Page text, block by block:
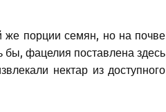
порции семян, но на почве
бы, фацелия поставлена здесь
нектар из доступного